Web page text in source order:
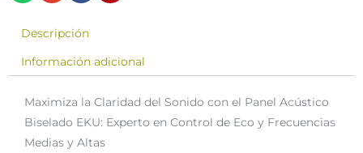
Descripción
Información adicional
Maximiza la Claridad del Sonido con el Panel Acústico
Biselado EKU: Experto en Control de Eco y Frecuencias
Medias y Altas